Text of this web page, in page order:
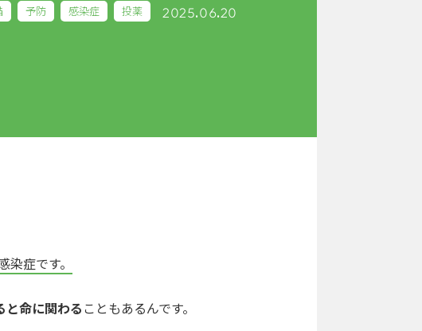
予防 感染症 投薬 2025.06.20
症です。
と命に関わる こともあるんです。